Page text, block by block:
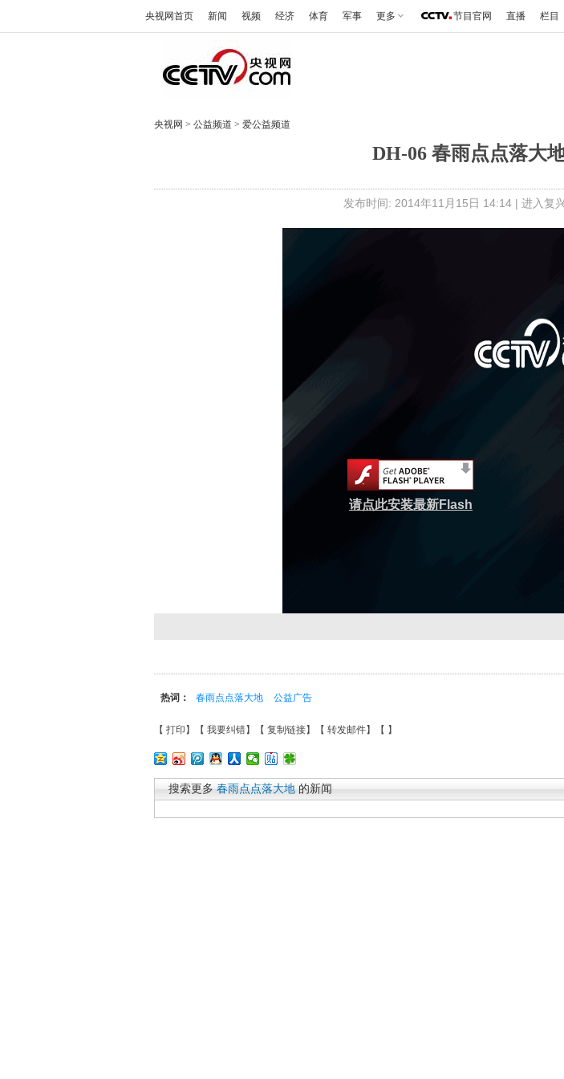
央视网首页 新闻 视频 经济 体育 军事 更多 节目官网 直播 栏目
央视网 > 公益频道 > 爱公益频道
DH-06 春雨点点落大
发布时间: 2014年11月15日 14:14 | 进入复
请点此安装最新Flash
热词： 春雨点点落大地 公益广告
【 打印 】【 我要纠错】【 复制链接】【 转发邮件】【 】
搜索更多 春雨点点落大地 的新闻